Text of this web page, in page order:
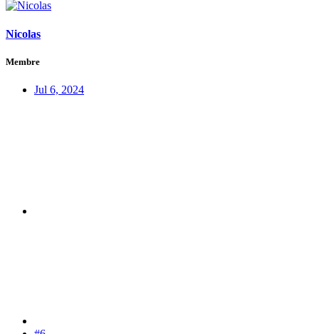
Nicolas
Membre
Jul 6, 2024